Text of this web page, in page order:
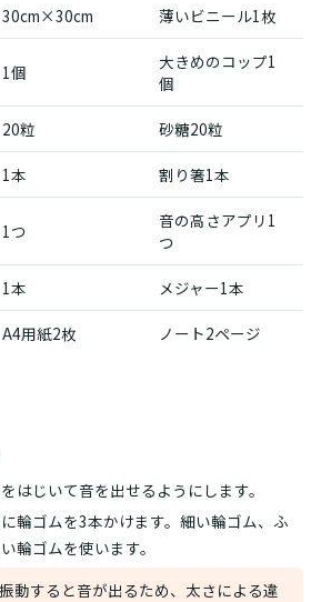
30cm×30cm 薄いビニール1枚
1個
大きめのコップ1
個
20粒 砂糖20粒
1本 割り箸1本
1つ
音の高さアプリ1
つ
1本 メジャー1本
A4用紙2枚 ノート2ページ
はじいて音を出せるようにします。
輪ゴムを3本かけます。細い輪ゴム、ふ
輪ゴムを使います。
動すると音が出るため、太さによる違